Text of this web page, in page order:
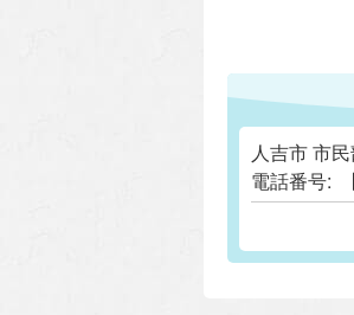
人吉市 市
電話番号: